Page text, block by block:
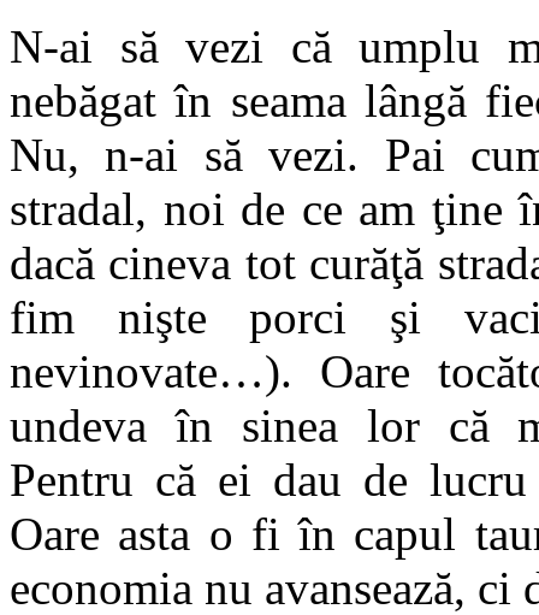
N-ai să vezi că umplu
nebăgat în seama lângă
Nu, n-ai să vezi. Pai
stradal, noi de ce am ţine
dacă cineva tot curăţă
fim nişte porci şi
nevinovate…). Oare
undeva în sinea lor că
Pentru că ei dau de
Oare asta o fi în capul
economia nu avansează,